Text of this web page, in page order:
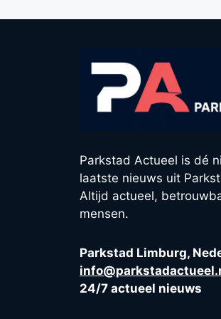
Parkstad Actueel is dé
laatste nieuws uit
Altijd actueel,
mensen.
Parkstad Limburg,
24/7 actueel nieuws